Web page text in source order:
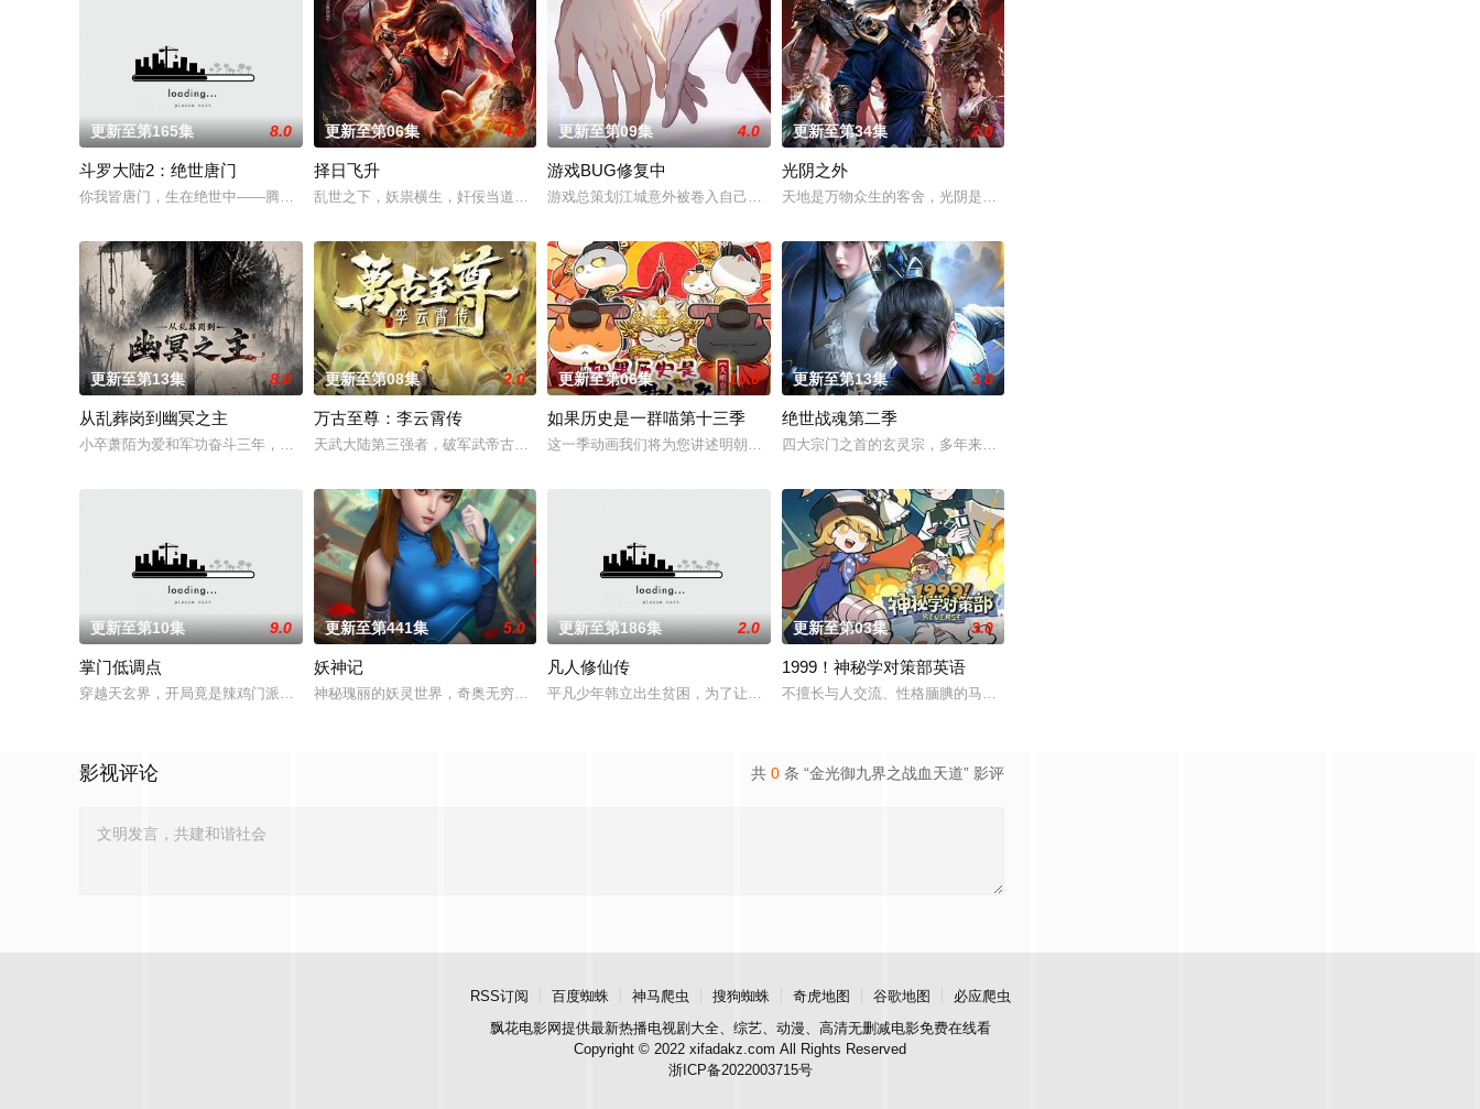
更新至第165集 8.0
斗罗大陆2：绝世唐门
你我皆唐门，生在绝世中——腾讯视频《斗罗大陆绝世唐门》动画正式启动！
更新至第06集 4.0
择日飞升
乱世之下，妖祟横生，奸佞当道。又值幽界入侵，人、幽两界势力荼毒人间，捕蛇者许应因看不惯为幽界卖命的草头神欺压百姓，反抗犯下弑神之罪
更新至第09集 4.0
游戏BUG修复中
游戏总策划江城意外被卷入自己设计的《诸神黄昏》游戏世界，与觉醒自我意识的最终BOSS苏夜被迫绑定，二人因系统强制任务结伴踏上修复世
更新至第34集 2.0
光阴之外
天地是万物众生的客舍，光阴是古往今来的过客。残面张开诡异之眼，所视之处生灵涂炭，化为永恒的禁区。
更新至第13集 8.0
从乱葬岗到幽冥之主
小卒萧陌为爱和军功奋斗三年，却被恋人柳莺儿与将军之子赵昊联手背叛，残忍杀害后抛尸乱葬岗。濒死之际，他唤醒了上古魔刀“幽冥”，获得驱
更新至第08集 2.0
万古至尊：李云霄传
天武大陆第三强者，破军武帝古飞扬被世界规则所限，修为困在九天武帝境多年，难以突破。为了摆脱困境，借助神霄宫主曲红颜对自己的爱慕，布
更新至第06集 10.0
如果历史是一群喵第十三季
这一季动画我们将为您讲述明朝前期的故事。明朝从元末乱世中浴火而生的大一统王朝，可在建国初期就面临着重重危机。是谁将明朝推上了巅峰？
更新至第13集 3.0
绝世战魂第二季
四大宗门之首的玄灵宗，多年来第一次来临水城选拔弟子，方秦两家围绕这一个将决定二者命运的契机，展开
更新至第10集 9.0
掌门低调点
穿越天玄界，开局竟是辣鸡门派掌门人！都市氪金人重生游戏异界，拿玩家当走狗，收世界主角做小弟，论装逼我只认天下第一！
更新至第441集 5.0
妖神记
神秘瑰丽的妖灵世界，奇奥无穷的时空妖灵之书，聂离追寻着世界真相。美丽温柔的叶紫芸、倔强高傲的肖凝儿，面对两位女神的青睐，他该如何抉
更新至第186集 2.0
凡人修仙传
平凡少年韩立出生贫困，为了让家人过上更好的生活，自愿前去七玄门参加入门考核，最终被墨大夫收入门下。墨大夫一开始对韩立悉心培养、传授
更新至第03集 3.0
1999！神秘学对策部英语
不擅长与人交流、性格腼腆的马库斯在一场乌龙中意外成为了“神秘学事件对策部”的负责人。面对星锑、兔毛
共 0 条 “金光御九界之战血天道” 影评
影视评论
RSS订阅 百度蜘蛛 神马爬虫 搜狗蜘蛛 奇虎地图 谷歌地图
必应爬虫
飘花电影网提供最新热播电视剧大全、综艺、动漫、高清无删减电影免费在线看
Copyright © 2022 xifadakz.com All Rights Reserved
浙ICP备2022003715号